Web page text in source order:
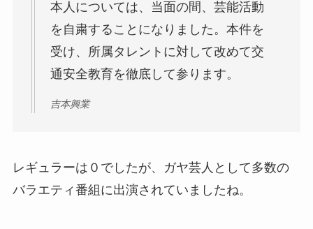
本人については、当面の間、芸能活動
を自粛することになりました。本件を
受け、所属タレントに対して改めて交
通安全教育を徹底して参ります。
吉本興業
レギュラーは０でしたが、ガヤ芸人として多数の
バラエティ番組に出演されていましたね。